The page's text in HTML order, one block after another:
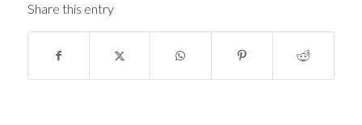
Share this entry